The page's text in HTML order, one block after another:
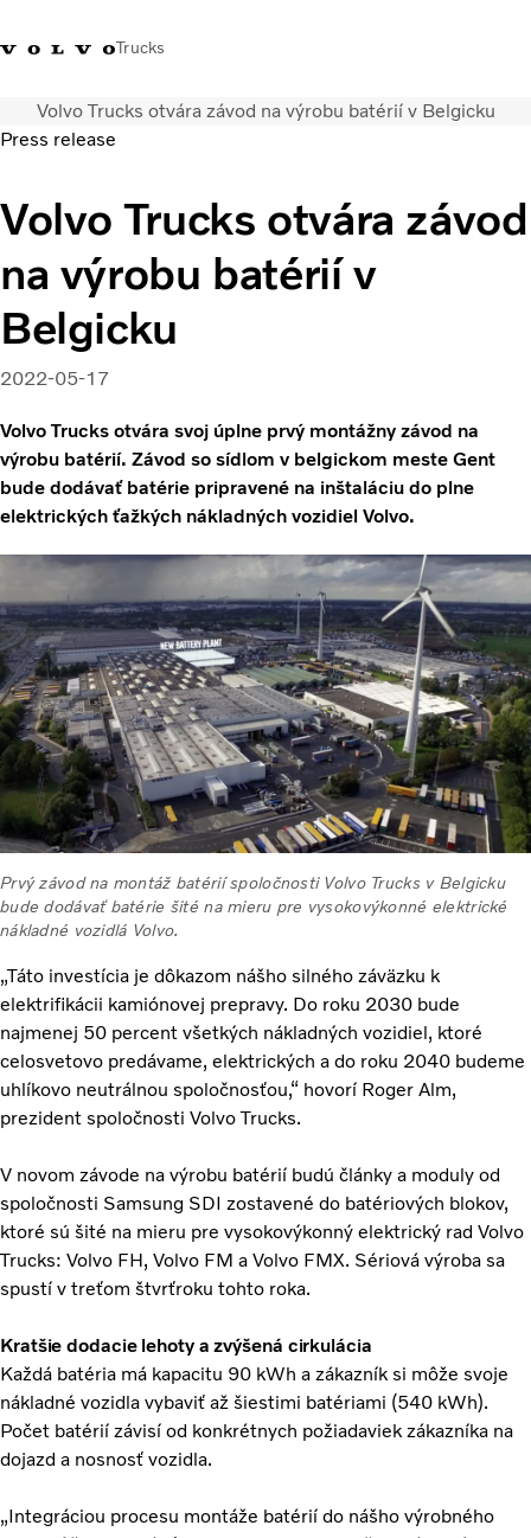
Trucks
Kontaktujte nás Merchandise ShopPrihlásiť sa Slovenská Republika
Segmentácia dopravy
Nákladné vozidlá
Služby
Predajná a servisná sieť
Novinky
O nás
Kontaktujte nás
Volvo Trucks otvára závod na výrobu batérií v Belgicku
Press release
Volvo Trucks otvára závod
na výrobu batérií v
Belgicku
2022-05-17
Volvo Trucks otvára svoj úplne prvý montážny závod na
výrobu batérií. Závod so sídlom v belgickom meste Gent
bude dodávať batérie pripravené na inštaláciu do plne
elektrických ťažkých nákladných vozidiel Volvo.
Prvý závod na montáž batérií spoločnosti Volvo Trucks v Belgicku
bude dodávať batérie šité na mieru pre vysokovýkonné elektrické
nákladné vozidlá Volvo.
„Táto investícia je dôkazom nášho silného záväzku k
elektrifikácii kamiónovej prepravy. Do roku 2030 bude
najmenej 50 percent všetkých nákladných vozidiel, ktoré
celosvetovo predávame, elektrických a do roku 2040 budeme
uhlíkovo neutrálnou spoločnosťou,“ hovorí Roger Alm,
prezident spoločnosti Volvo Trucks.
V novom závode na výrobu batérií budú články a moduly od
spoločnosti Samsung SDI zostavené do batériových blokov,
ktoré sú šité na mieru pre vysokovýkonný elektrický rad Volvo
Trucks: Volvo FH, Volvo FM a Volvo FMX. Sériová výroba sa
spustí v treťom štvrťroku tohto roka.
Kratšie dodacie lehoty a zvýšená cirkulácia
Každá batéria má kapacitu 90 kWh a zákazník si môže svoje
nákladné vozidla vybaviť až šiestimi batériami (540 kWh).
Počet batérií závisí od konkrétnych požiadaviek zákazníka na
dojazd a nosnosť vozidla.
„Integráciou procesu montáže batérií do nášho výrobného